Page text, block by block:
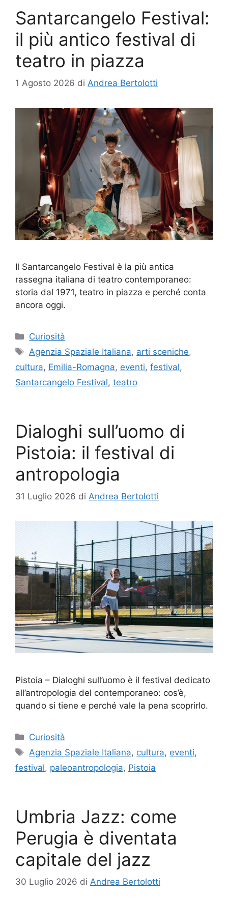
Santarcangelo Festival:
il più antico festival di
teatro in piazza
1 Agosto 2026 di Andrea Bertolotti
Il Santarcangelo Festival è la più antica
rassegna italiana di teatro contemporaneo:
storia dal 1971, teatro in piazza e perché conta
ancora oggi.
Categorie
Curiosità
Tag
Agenzia Spaziale Italiana, arti sceniche,
cultura, Emilia-Romagna, eventi, festival,
Santarcangelo Festival, teatro
Dialoghi sull’uomo di
Pistoia: il festival di
antropologia
31 Luglio 2026 di Andrea Bertolotti
Pistoia – Dialoghi sull’uomo è il festival dedicato
all’antropologia del contemporaneo: cos’è,
quando si tiene e perché vale la pena scoprirlo.
Categorie
Curiosità
Tag
Agenzia Spaziale Italiana, cultura, eventi,
festival, paleoantropologia, Pistoia
Umbria Jazz: come
Perugia è diventata
capitale del jazz
30 Luglio 2026 di Andrea Bertolotti